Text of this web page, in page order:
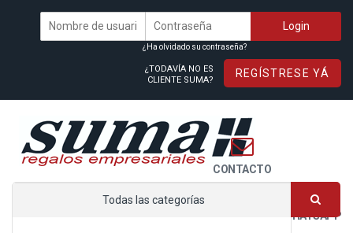
¿Ha olvidado su contraseña?
¿TODAVÍA NO ES
CLIENTE SUMA?
REGÍSTRESE YÁ
WHATSAPP
CONTACTO
Todas las categorías